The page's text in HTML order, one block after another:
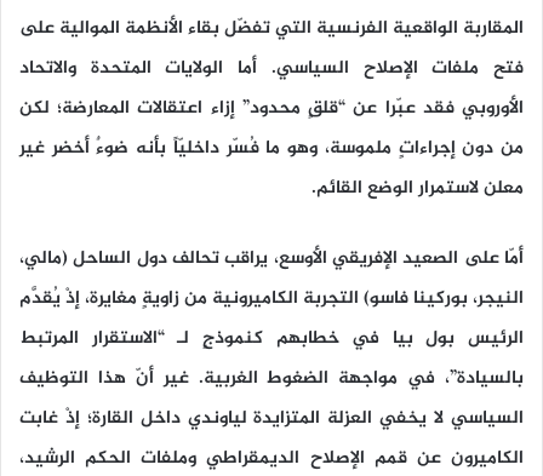
المقاربة الواقعية الفرنسية التي تفضّل بقاء الأنظمة الموالية على
فتح ملفات الإصلاح السياسي. أما الولايات المتحدة والاتحاد
الأوروبي فقد عبّرا عن “قلقٍ محدود” إزاء اعتقالات المعارضة؛ لكن
من دون إجراءاتٍ ملموسة، وهو ما فُسّر داخليّاً بأنه ضوءٌ أخضر غير
معلن لاستمرار الوضع القائم.
أمّا على الصعيد الإفريقي الأوسع، يراقب تحالف دول الساحل (مالي،
النيجر، بوركينا فاسو) التجربة الكاميرونية من زاويةٍ مغايرة، إذْ يُقدَّم
الرئيس بول بيا في خطابهم كنموذجٍ لـ “الاستقرار المرتبط
بالسيادة”، في مواجهة الضغوط الغربية. غير أنّ هذا التوظيف
السياسي لا يخفي العزلة المتزايدة لياوندي داخل القارة؛ إذْ غابت
الكاميرون عن قمم الإصلاح الديمقراطي وملفات الحكم الرشيد،